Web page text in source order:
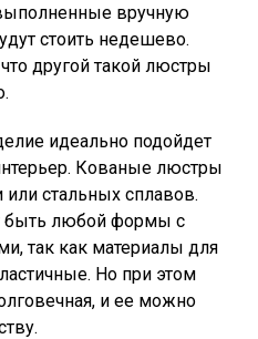
вручную
стоить недешево.
другой такой люстры
идеально подойдет
Кованые люстры
или стальных сплавов.
быть любой формы с
так как материалы для
Но при этом
и ее можно